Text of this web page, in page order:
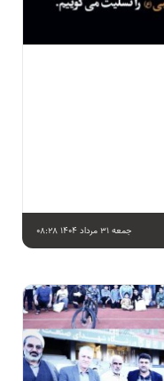
جمعه 31 مرداد 1404 08:28